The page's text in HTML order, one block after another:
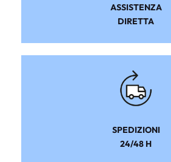
ASSISTENZA
DIRETTA
SPEDIZIONI
24/48 H